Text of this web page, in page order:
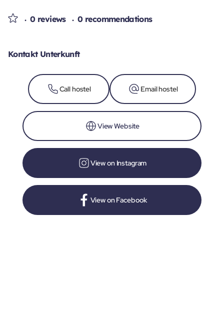
0 reviews 0 recommendations
Kontakt Unterkunft
Call hostel Email hostel
View Website
View on Instagram
View on Facebook